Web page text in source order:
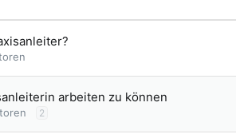
arbeiten zu können
2